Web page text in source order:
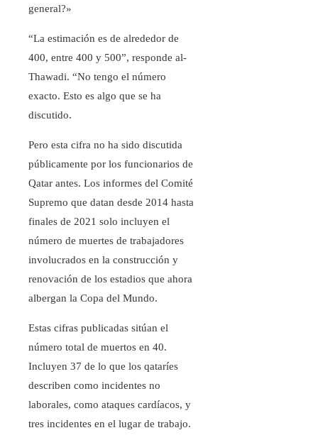
general?»
“La estimación es de alrededor de
400, entre 400 y 500”, responde al-
Thawadi. “No tengo el número
exacto. Esto es algo que se ha
discutido.
Pero esta cifra no ha sido discutida
públicamente por los funcionarios de
Qatar antes. Los informes del Comité
Supremo que datan desde 2014 hasta
finales de 2021 solo incluyen el
número de muertes de trabajadores
involucrados en la construcción y
renovación de los estadios que ahora
albergan la Copa del Mundo.
Estas cifras publicadas sitúan el
número total de muertos en 40.
Incluyen 37 de lo que los qataríes
describen como incidentes no
laborales, como ataques cardíacos, y
tres incidentes en el lugar de trabajo.